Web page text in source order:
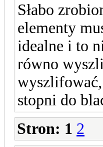
Słabo
elementy
idealne i to
równo
wyszlifować,
stopni do
Stron: 1 2